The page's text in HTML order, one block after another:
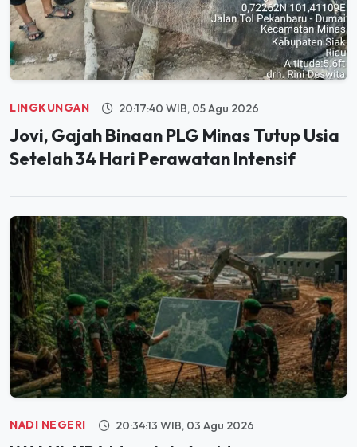
LINGKUNGAN 20:17:40 WIB, 05 Agu 2026
Jovi, Gajah Binaan PLG Minas Tutup Usia
Setelah 34 Hari Perawatan Intensif
NADI NEGERI 20:34:13 WIB, 03 Agu 2026